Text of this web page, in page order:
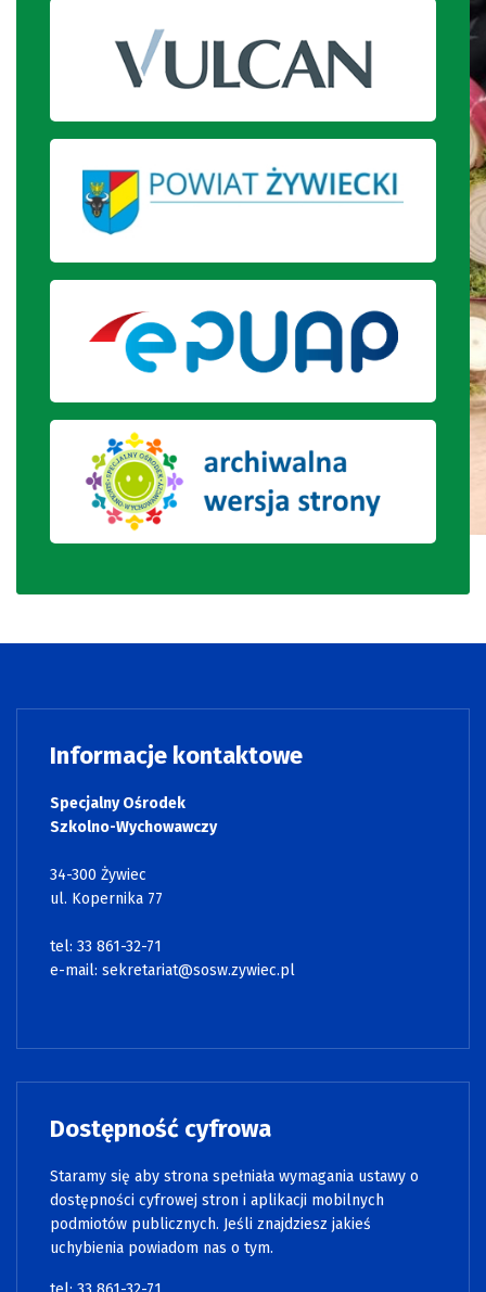
Informacje kontaktowe
Specjalny Ośrodek
Szkolno-Wychowawczy
34-300 Żywiec
ul. Kopernika 77
tel: 33 861-32-71
e-mail: sekretariat@sosw.zywiec.pl
Dostępność cyfrowa
Staramy się aby strona spełniała wymagania ustawy o
dostępności cyfrowej stron i aplikacji mobilnych
podmiotów publicznych. Jeśli znajdziesz jakieś
uchybienia powiadom nas o tym.